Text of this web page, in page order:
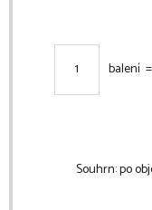
balení =
Souhrn:po